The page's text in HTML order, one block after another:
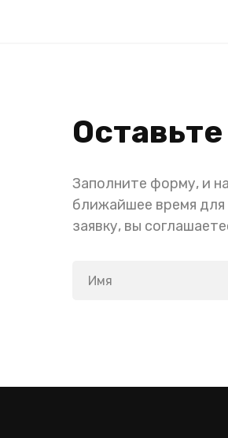
Заполните форму, и
ближайшее время для
заявку, вы